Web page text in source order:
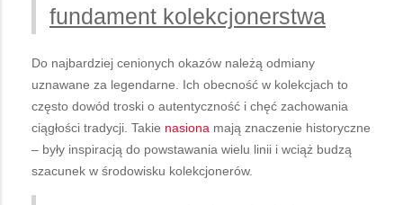
fundament kolekcjonerstwa
Do najbardziej cenionych okazów należą odmiany
uznawane za legendarne. Ich obecność w kolekcjach to
często dowód troski o autentyczność i chęć zachowania
ciągłości tradycji. Takie nasiona mają znaczenie historyczne
– były inspiracją do powstawania wielu linii i wciąż budzą
szacunek w środowisku kolekcjonerów.